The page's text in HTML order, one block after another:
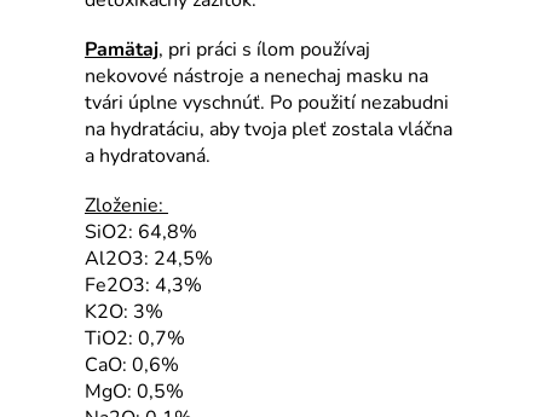
Pamätaj, pri práci s ílom používaj
nekovové nástroje a nenechaj masku na
tvári úplne vyschnúť. Po použití nezabudni
na hydratáciu, aby tvoja pleť zostala vláčna
a hydratovaná.
Zloženie:
SiO2: 64,8%
Al2O3: 24,5%
Fe2O3: 4,3%
K2O: 3%
TiO2: 0,7%
CaO: 0,6%
MgO: 0,5%